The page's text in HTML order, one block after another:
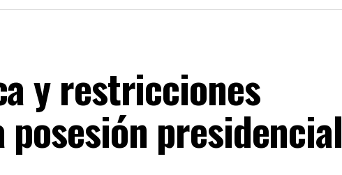
y restricciones
presidencial